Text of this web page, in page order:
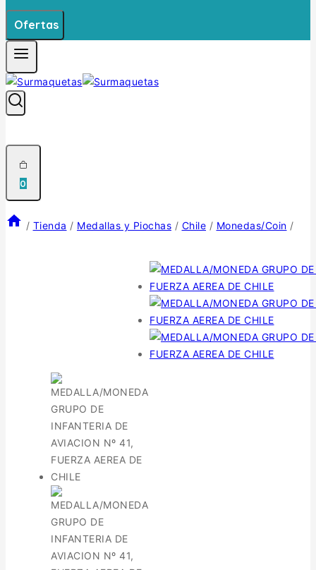
Ofertas
0
/ Tienda / Medallas y Piochas / Chile / Monedas/Coin /